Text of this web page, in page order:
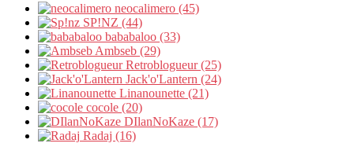
neocalimero (45)
SP!NZ (44)
bababaloo (33)
Ambseb (29)
Retroblogueur (25)
Jack'o'Lantern (24)
Linanounette (21)
cocole (20)
DIlanNoKaze (17)
Radaj (16)